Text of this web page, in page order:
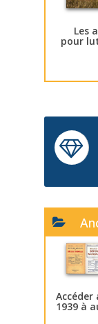
Les
pour
Accéder
1939 à